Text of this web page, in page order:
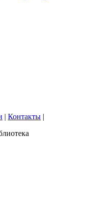
| Контакты |